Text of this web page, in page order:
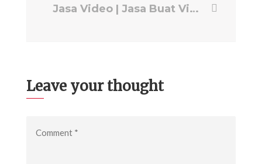
Jasa Video | Jasa Buat Video Company Profile | Production House EPS PRODUCTION
Leave your thought